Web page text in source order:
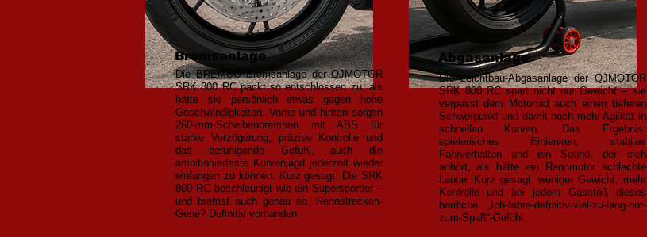
Bremsanlage
Die BREMBO Bremsanlage der QJMOTOR
SRK 800 RC packt so entschlossen zu, als
hätte sie persönlich etwas gegen hohe
Geschwindigkeiten. Vorne und hinten sorgen
260-mm-Scheibenbremsen mit ABS für
starke Verzögerung, präzise Kontrolle und
das beruhigende Gefühl, auch die
ambitionierteste Kurvenjagd jederzeit wieder
einfangen zu können. Kurz gesagt: Die SRK
800 RC beschleunigt wie ein Supersportler –
und bremst auch genau so. Rennstrecken-
Gene? Definitiv vorhanden.
Abgasanlage
Die Leichtbau-Abgasanlage der QJMOTOR
SRK 800 RC spart nicht nur Gewicht – sie
verpasst dem Motorrad auch einen tieferen
Schwerpunkt und damit noch mehr Agilität in
schnellen Kurven. Das Ergebnis:
spielerisches Einlenken, stabiles
Fahrverhalten und ein Sound, der sich
anhört, als hätte ein Rennmotor schlechte
Laune. Kurz gesagt: weniger Gewicht, mehr
Kontrolle und bei jedem Gasstoß dieses
herrliche „Ich-fahre-definitiv-viel-zu-lang-nur-
zum-Spaß“-Gefühl.